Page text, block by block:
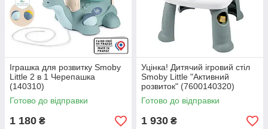
Іграшка для розвитку Smoby
Little 2 в 1 Черепашка
(140310)
Готово до відправки
1 180 ₴
Уцінка! Дитячий ігровий стіл
Smoby Little "Активний
розвиток" (7600140320)
Готово до відправки
1 930 ₴